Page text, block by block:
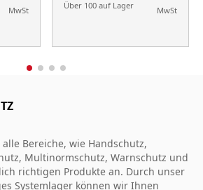
MwSt
Über 100 auf Lager
MwSt
Bereiche, wie Handschutz,
Multinormschutz, Warnschutz und
richtigen Produkte an. Durch unser
Systemlager können wir Ihnen